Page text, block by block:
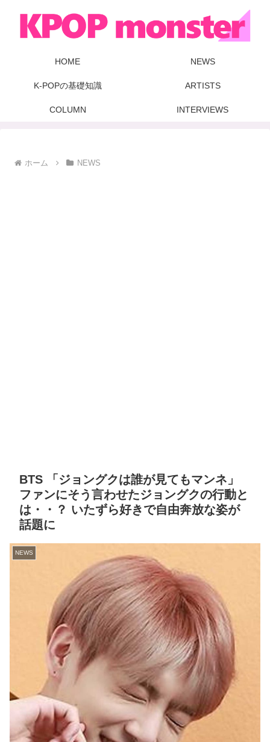
HOME NEWS
K-POPの基礎知識 ARTISTS
COLUMN INTERVIEWS
ホーム NEWS
BTS 「ジョングクは誰が見てもマンネ」
ファンにそう言わせたジョングクの行動と
は・・？ いたずら好きで自由奔放な姿が
話題に
NEWS